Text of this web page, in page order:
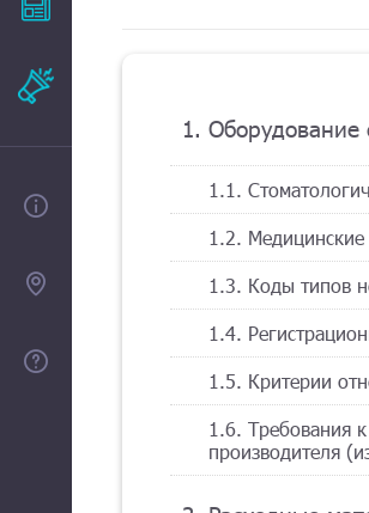
О проекте
Помощь
1. Оборудование
1.1.
1.2. Медицинские
1.3. Коды типов
1.4.
1.5. Критерии
1.6. Требования
производителя